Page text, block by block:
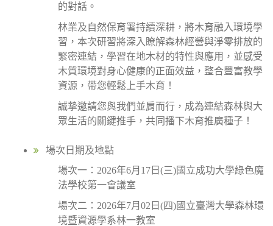
的對話。
林業及自然保育署持續深耕，將木育融入環境學
習，本次研習將深入瞭解森林經營與淨零排放的
緊密連結，學習在地木材的特性與應用，並感受
木質環境對身心健康的正面效益，整合豐富教學
資源，帶您輕鬆上手木育！
誠摯邀請您與我們並肩而行，成為連結森林與大
眾生活的關鍵推手，共同播下木育推廣種子！
場次日期及地點
場次一：2026年6月17日(三)國立成功大學綠色魔
法學校第一會議室
場次二：2026年7月02日(四)國立臺灣大學森林環
境暨資源學系林一教室